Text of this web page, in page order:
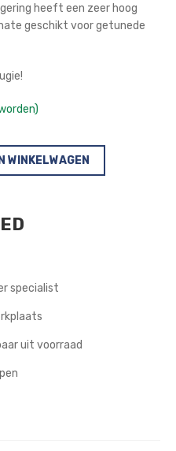
heeft een zeer hoog
geschikt voor getunede
WINKELWAGEN
specialist
uit voorraad